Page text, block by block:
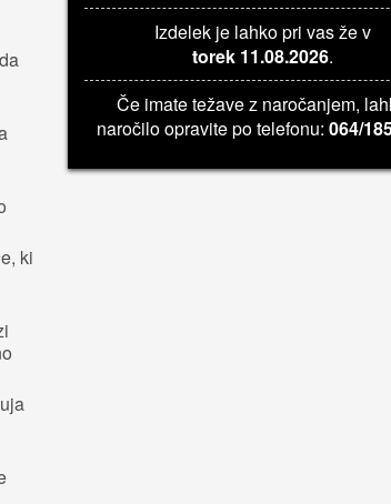
ki
Izdelek je lahko pri vas že v
torek 11.08.2026.
Če imate težave z naročanjem,
naročilo opravite po telefonu: 064/